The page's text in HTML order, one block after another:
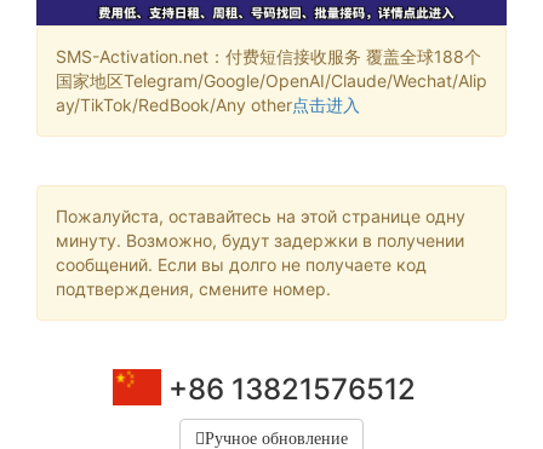
SMS-Activation.net：付费短信接收服务 覆盖全球188个
国家地区Telegram/Google/OpenAI/Claude/Wechat/Alip
ay/TikTok/RedBook/Any other点击进入
Пожалуйста, оставайтесь на этой странице одну
минуту. Возможно, будут задержки в получении
сообщений. Если вы долго не получаете код
подтверждения, смените номер.
+86 13821576512
Ручное обновление